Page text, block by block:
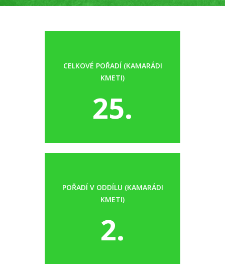
CELKOVÉ POŘADÍ (KAMARÁDI
KMETI)
25.
POŘADÍ V ODDÍLU (KAMARÁDI
KMETI)
2.